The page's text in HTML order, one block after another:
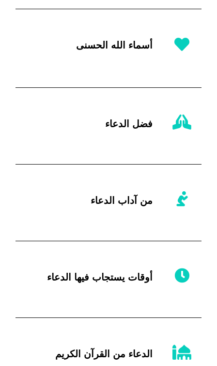
أسماء الله الحسنى
فضل الدعاء
من آداب الدعاء
أوقات يستجاب فيها الدعاء
الدعاء من القرآن الكريم